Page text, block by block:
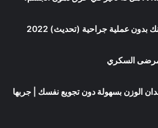
عملية جراحية (تحديث) 2022
السكري
الوزن بسهولة دون تجويع نفسك | جربها